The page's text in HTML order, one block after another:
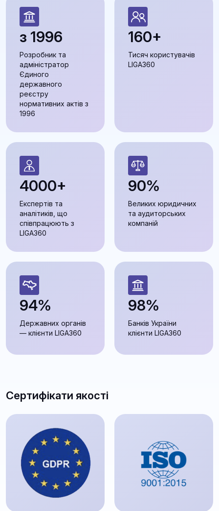
з 1996
Розробник та
адміністратор
Єдиного
державного
реєстру
нормативних актів з
1996
160+
Тисяч користувачів
LIGA360
4000+
Експертів та
аналітиків, що
співпрацюють з
LIGA360
90%
Великих юридичних
та аудиторських
компаній
94%
Державних органів
— клієнти LIGA360
98%
Банків України
клієнти LIGA360
Сертифікати якості